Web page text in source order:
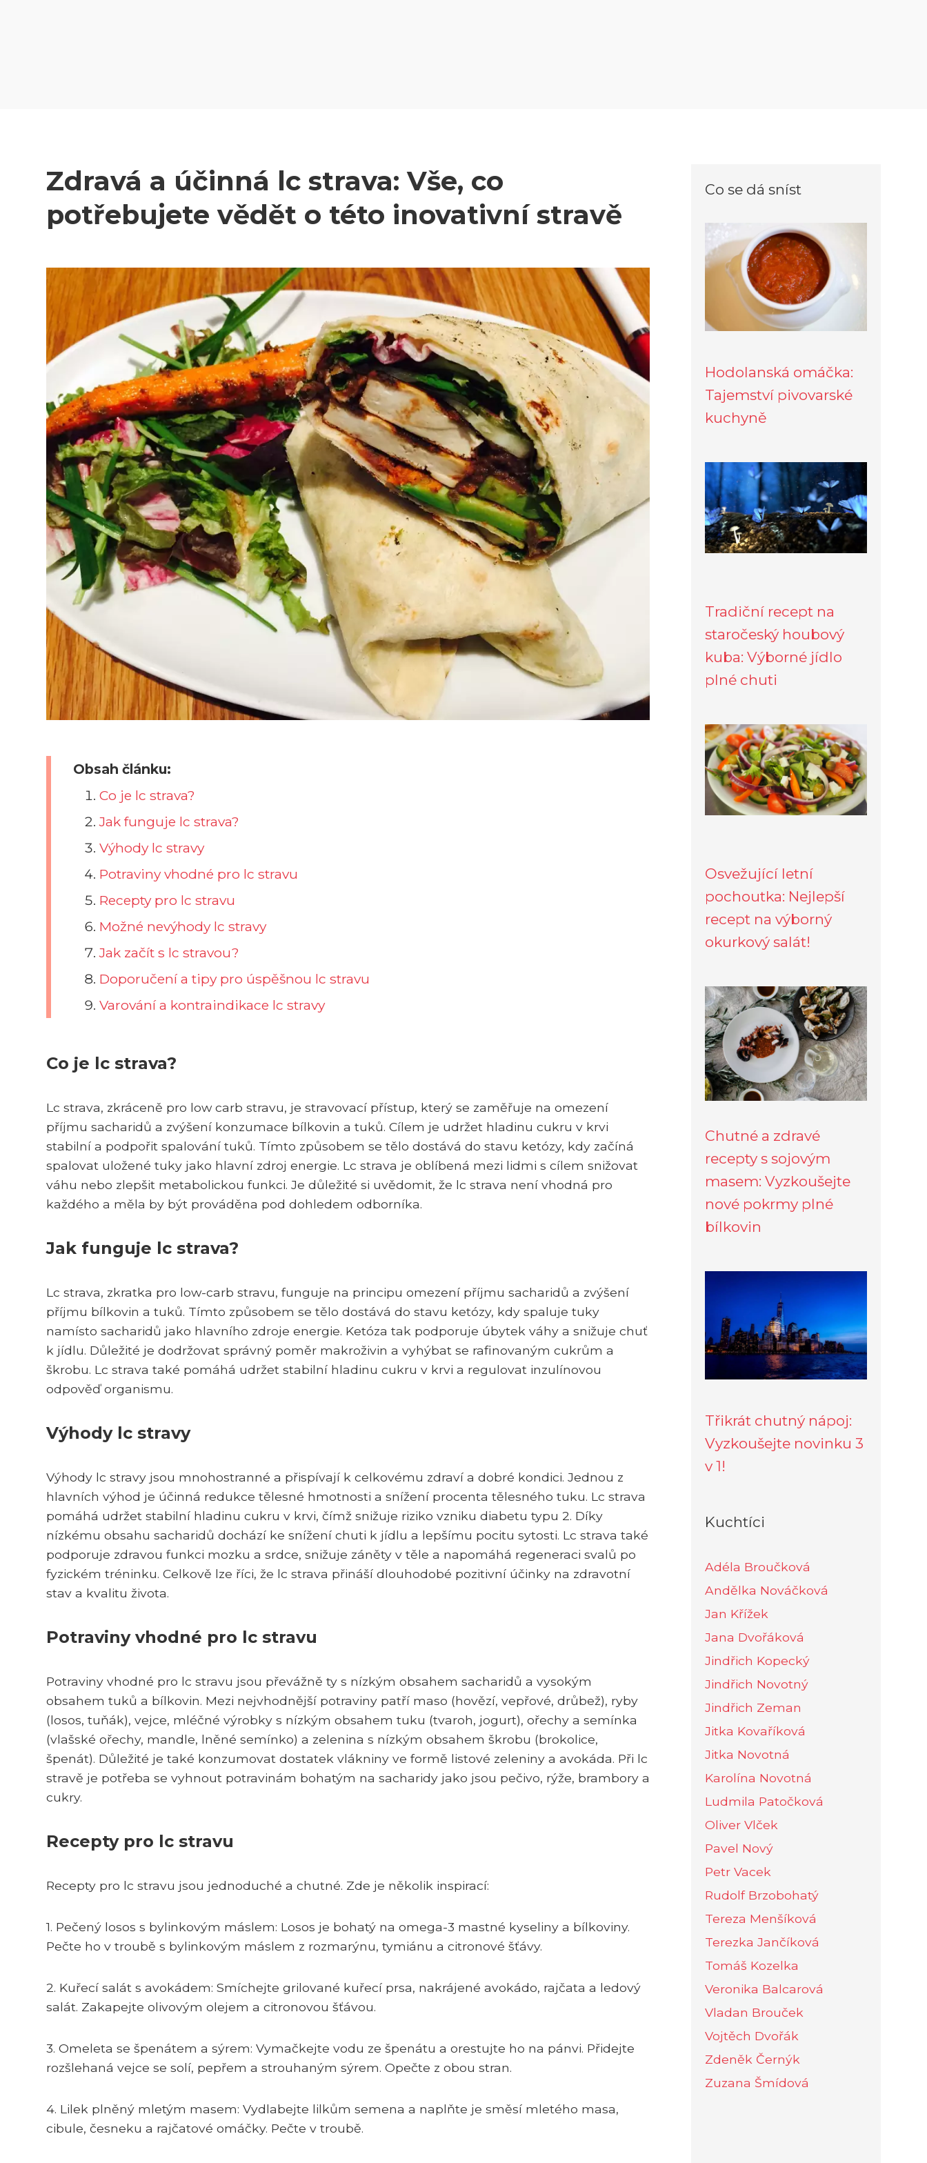
Zdravá a účinná lc strava: Vše, co
potřebujete vědět o této inovativní stravě
Obsah článku:
Co je lc strava?
Jak funguje lc strava?
Výhody lc stravy
Potraviny vhodné pro lc stravu
Recepty pro lc stravu
Možné nevýhody lc stravy
Jak začít s lc stravou?
Doporučení a tipy pro úspěšnou lc stravu
Varování a kontraindikace lc stravy
Co je lc strava?
Lc strava, zkráceně pro low carb stravu, je stravovací přístup, který se zaměřuje na omezení
příjmu sacharidů a zvýšení konzumace bílkovin a tuků. Cílem je udržet hladinu cukru v krvi
stabilní a podpořit spalování tuků. Tímto způsobem se tělo dostává do stavu ketózy, kdy začíná
spalovat uložené tuky jako hlavní zdroj energie. Lc strava je oblíbená mezi lidmi s cílem snižovat
váhu nebo zlepšit metabolickou funkci. Je důležité si uvědomit, že lc strava není vhodná pro
každého a měla by být prováděna pod dohledem odborníka.
Jak funguje lc strava?
Lc strava, zkratka pro low-carb stravu, funguje na principu omezení příjmu sacharidů a zvýšení
příjmu bílkovin a tuků. Tímto způsobem se tělo dostává do stavu ketózy, kdy spaluje tuky
namísto sacharidů jako hlavního zdroje energie. Ketóza tak podporuje úbytek váhy a snižuje chuť
k jídlu. Důležité je dodržovat správný poměr makroživin a vyhýbat se rafinovaným cukrům a
škrobu. Lc strava také pomáhá udržet stabilní hladinu cukru v krvi a regulovat inzulínovou
odpověď organismu.
Výhody lc stravy
Výhody lc stravy jsou mnohostranné a přispívají k celkovému zdraví a dobré kondici. Jednou z
hlavních výhod je účinná redukce tělesné hmotnosti a snížení procenta tělesného tuku. Lc strava
pomáhá udržet stabilní hladinu cukru v krvi, čímž snižuje riziko vzniku diabetu typu 2. Díky
nízkému obsahu sacharidů dochází ke snížení chuti k jídlu a lepšímu pocitu sytosti. Lc strava také
podporuje zdravou funkci mozku a srdce, snižuje záněty v těle a napomáhá regeneraci svalů po
fyzickém tréninku. Celkově lze říci, že lc strava přináší dlouhodobé pozitivní účinky na zdravotní
stav a kvalitu života.
Potraviny vhodné pro lc stravu
Potraviny vhodné pro lc stravu jsou převážně ty s nízkým obsahem sacharidů a vysokým
obsahem tuků a bílkovin. Mezi nejvhodnější potraviny patří maso (hovězí, vepřové, drůbež), ryby
(losos, tuňák), vejce, mléčné výrobky s nízkým obsahem tuku (tvaroh, jogurt), ořechy a semínka
(vlašské ořechy, mandle, lněné semínko) a zelenina s nízkým obsahem škrobu (brokolice,
špenát). Důležité je také konzumovat dostatek vlákniny ve formě listové zeleniny a avokáda. Při lc
stravě je potřeba se vyhnout potravinám bohatým na sacharidy jako jsou pečivo, rýže, brambory a
cukry.
Recepty pro lc stravu
Recepty pro lc stravu jsou jednoduché a chutné. Zde je několik inspirací:
1. Pečený losos s bylinkovým máslem: Losos je bohatý na omega-3 mastné kyseliny a bílkoviny.
Pečte ho v troubě s bylinkovým máslem z rozmarýnu, tymiánu a citronové šťávy.
2. Kuřecí salát s avokádem: Smíchejte grilované kuřecí prsa, nakrájené avokádo, rajčata a ledový
salát. Zakapejte olivovým olejem a citronovou šťávou.
3. Omeleta se špenátem a sýrem: Vymačkejte vodu ze špenátu a orestujte ho na pánvi. Přidejte
rozšlehaná vejce se solí, pepřem a strouhaným sýrem. Opečte z obou stran.
4. Lilek plněný mletým masem: Vydlabejte lilkům semena a naplňte je směsí mletého masa,
cibule, česneku a rajčatové omáčky. Pečte v troubě.
Co se dá sníst
Hodolanská omáčka:
Tajemství pivovarské
kuchyně
Tradiční recept na
staročeský houbový
kuba: Výborné jídlo
plné chuti
Osvežující letní
pochoutka: Nejlepší
recept na výborný
okurkový salát!
Chutné a zdravé
recepty s sojovým
masem: Vyzkoušejte
nové pokrmy plné
bílkovin
Třikrát chutný nápoj:
Vyzkoušejte novinku 3
v 1!
Kuchtíci
Adéla Broučková
Andělka Nováčková
Jan Křížek
Jana Dvořáková
Jindřich Kopecký
Jindřich Novotný
Jindřich Zeman
Jitka Kovaříková
Jitka Novotná
Karolína Novotná
Ludmila Patočková
Oliver Vlček
Pavel Nový
Petr Vacek
Rudolf Brzobohatý
Tereza Menšíková
Terezka Jančíková
Tomáš Kozelka
Veronika Balcarová
Vladan Brouček
Vojtěch Dvořák
Zdeněk Černýk
Zuzana Šmídová